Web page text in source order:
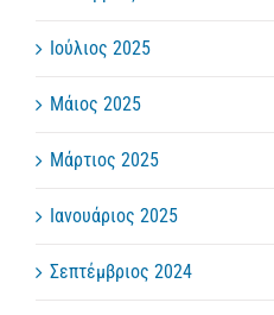
Ιούλιος 2025
Μάιος 2025
Μάρτιος 2025
Ιανουάριος 2025
Σεπτέμβριος 2024